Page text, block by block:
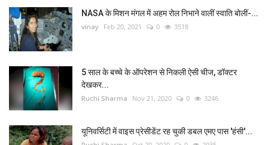
NASA के मिशन मंगल में अहम रोल निभाने वालीं स्वाति बोलीं-...
vinay Feb 20, 2021 0 3518
5 साल के बच्चे के ऑपरेशन से निकली ऐसी चीज, डॉक्टर
देखकर...
Ruchi Sharma Nov 21, 2020 0 3246
यूनिवर्सिटी में वाइस प्रेसीडेंट रह चुकी डबल एमए पास 'हंसी'...